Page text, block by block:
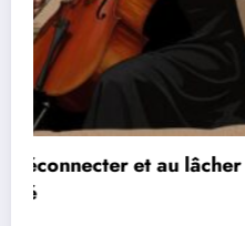
Les réseaux de